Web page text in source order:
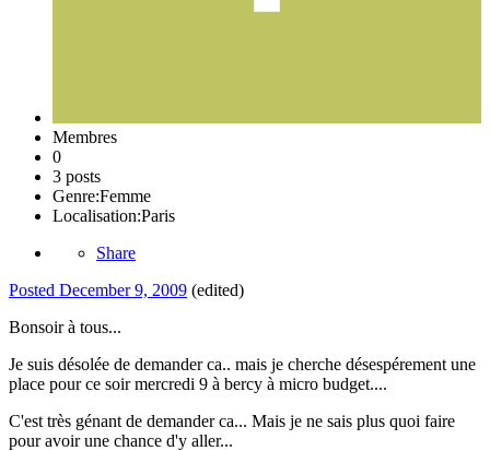
Membres
0
3 posts
Genre:Femme
Localisation:Paris
Share
Posted December 9, 2009 (edited)
Bonsoir à tous...
Je suis désolée de demander ca.. mais je cherche désespérement une
place pour ce soir mercredi 9 à bercy à micro budget....
C'est très génant de demander ca... Mais je ne sais plus quoi faire
pour avoir une chance d'y aller...